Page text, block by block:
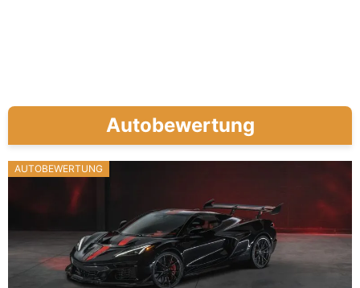
Autobewertung
AUTOBEWERTUNG